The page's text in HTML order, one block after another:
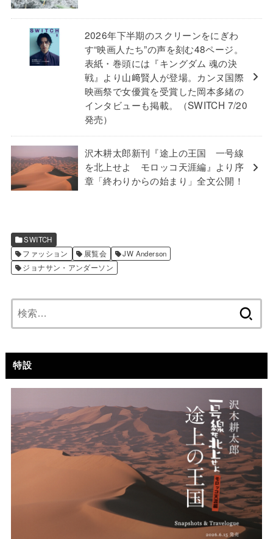
2026年下半期のスクリーンをにぎわ
す“映画人たち”の声を刻む48ページ。
表紙・巻頭には『キングダム 魂の決
戦』より山﨑賢人が登場。カンヌ国際
映画祭で女優賞を受賞した岡本多緒の
インタビューも掲載。（SWITCH 7/20
発売）
沢木耕太郎新刊『途上の王国 一号線
を北上せよ モロッコ天涯編』より序
章「終わりからの始まり」全文公開！
SWITCH
ファッション
展覧会
JW Anderson
ジョナサン・アンダーソン
特設